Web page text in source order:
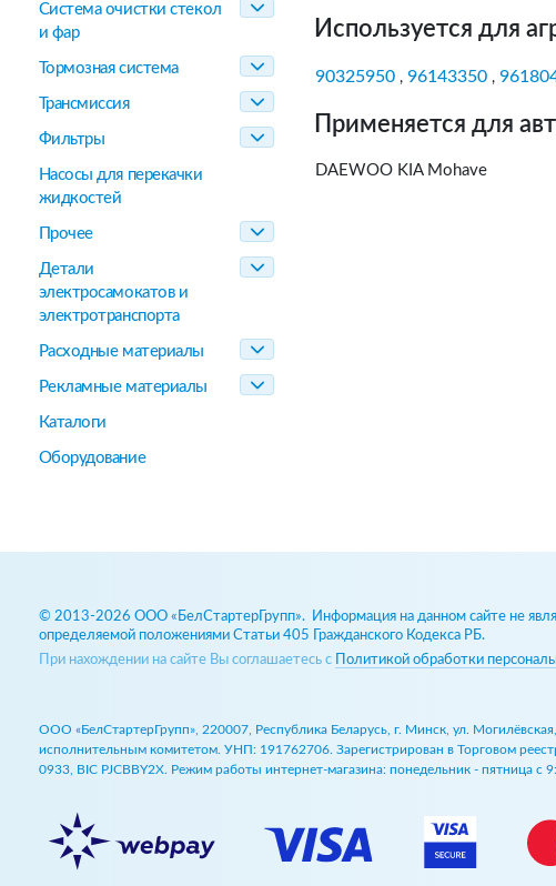
Система очистки стекол
и фар
Тормозная система
Трансмиссия
Фильтры
Насосы для перекачки
жидкостей
Прочее
Детали
электросамокатов и
электротранспорта
Расходные материалы
Рекламные материалы
Каталоги
Оборудование
Используется для
90325950 , 96143350 ,
Применяется для
DAEWOO KIA Mohave
© 2013-2026 ООО «БелСтартерГрупп». Информация на данном сайте не
определяемой положениями Статьи 405 Гражданского Кодекса РБ.
При нахождении на сайте Вы соглашаетесь с
Политикой обработки
ООО «БелСтартерГрупп», 220007, Республика Беларусь, г. Минск, ул.
исполнительным комитетом. УНП: 191762706. Зарегистрирован в Торговом
0933, BIC PJCBBY2X. Режим работы интернет-магазина: понедельник - пятница с